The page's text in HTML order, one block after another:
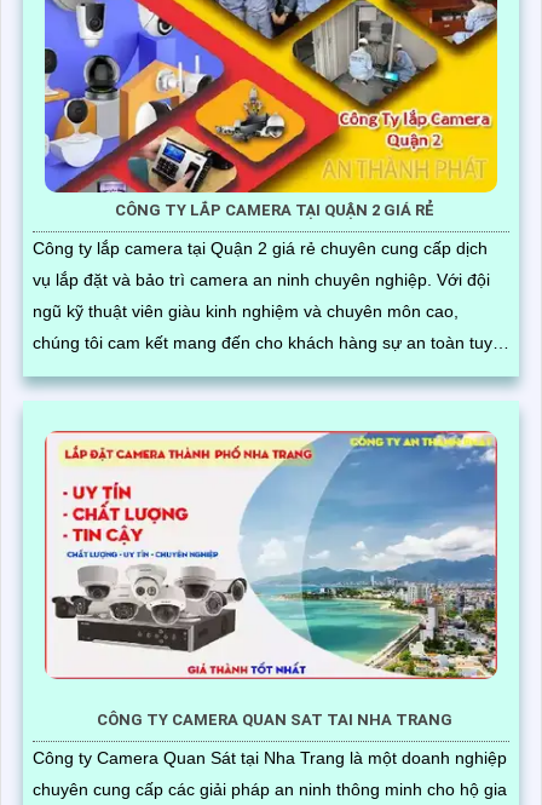
CÔNG TY LẮP CAMERA TẠI QUẬN 2 GIÁ RẺ
Công ty lắp camera tại Quận 2 giá rẻ chuyên cung cấp dịch
vụ lắp đặt và bảo trì camera an ninh chuyên nghiệp. Với đội
ngũ kỹ thuật viên giàu kinh nghiệm và chuyên môn cao,
chúng tôi cam kết mang đến cho khách hàng sự an toàn tuyệt
đối
CÔNG TY CAMERA QUAN SAT TAI NHA TRANG
Công ty Camera Quan Sát tại Nha Trang là một doanh nghiệp
chuyên cung cấp các giải pháp an ninh thông minh cho hộ gia